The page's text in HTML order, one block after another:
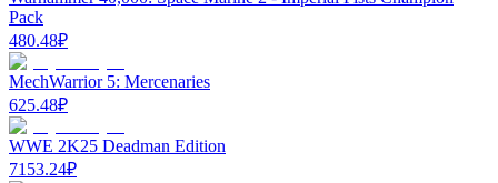
Pack
480.48₽
MechWarrior 5: Mercenaries
625.48₽
WWE 2K25 Deadman Edition
7153.24₽